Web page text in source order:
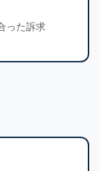
った訴求